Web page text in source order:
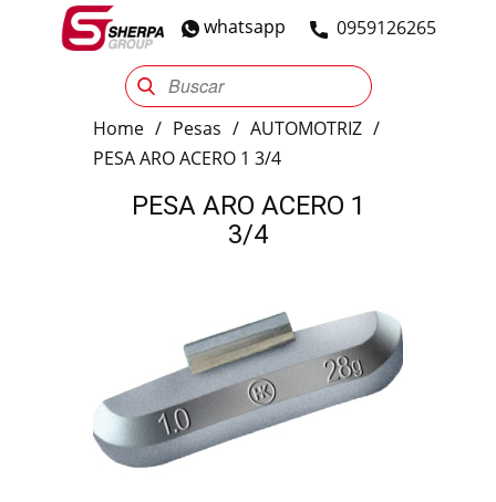
​0959126265
whatsapp
Sherpa Group Reencauche Automotriz
Home / Pesas / AUTOMOTRIZ /
PESA ARO ACERO 1 3/4
PESA ARO ACERO 1
3/4